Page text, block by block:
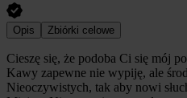
Opis Zbiórki celowe
Cieszę się, że podoba Ci się mój
Kawy zapewne nie wypiję, ale
Nieoczywistych, tak aby nowi